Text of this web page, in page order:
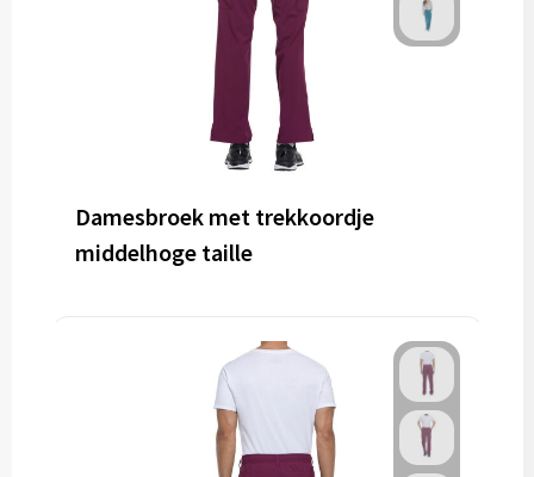
Damesbroek met trekkoordje
middelhoge taille